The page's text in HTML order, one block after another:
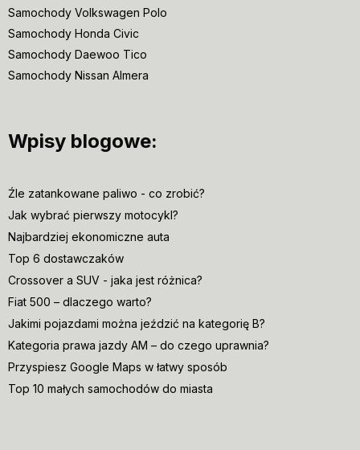
Samochody Volkswagen Polo
Samochody Honda Civic
Samochody Daewoo Tico
Samochody Nissan Almera
Wpisy blogowe:
Źle zatankowane paliwo - co zrobić?
Jak wybrać pierwszy motocykl?
Najbardziej ekonomiczne auta
Top 6 dostawczaków
Crossover a SUV - jaka jest różnica?
Fiat 500 – dlaczego warto?
Jakimi pojazdami można jeździć na kategorię B?
Kategoria prawa jazdy AM – do czego uprawnia?
Przyspiesz Google Maps w łatwy sposób
Top 10 małych samochodów do miasta